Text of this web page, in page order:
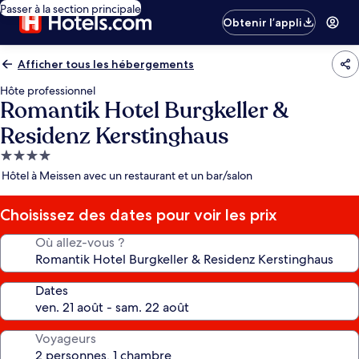
Passer à la section principale
Obtenir l’appli
Afficher tous les hébergements
Hôte professionnel
Romantik Hotel Burgkeller &
Residenz Kerstinghaus
Hébergement
4.0 étoiles
Hôtel à Meissen avec un restaurant et un bar/salon
Choisissez des dates pour voir les prix
Où allez-vous ?
Dates
Voyageurs